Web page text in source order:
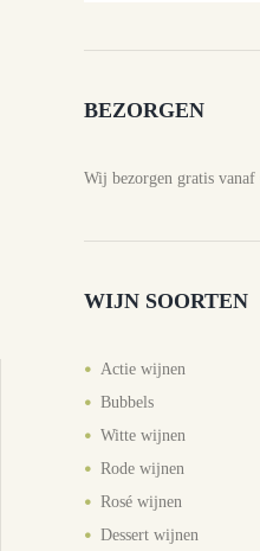
BEZORGEN
Wij bezorgen gratis vanaf
WIJN SOORTEN
Actie wijnen
Bubbels
Witte wijnen
Rode wijnen
Rosé wijnen
Dessert wijnen